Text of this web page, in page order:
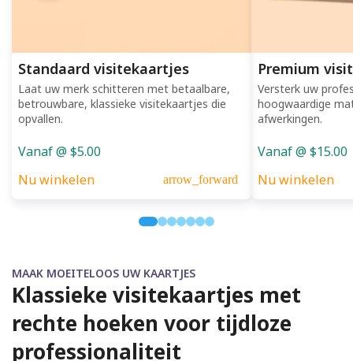
Standaard visitekaartjes
Laat uw merk schitteren met betaalbare,
betrouwbare, klassieke visitekaartjes die
opvallen.
Vanaf @ $5.00
Nu winkelen
arrow_forward
Premium
Versterk uw
hoogwaardige
afwerkingen.
Vanaf @ $15.00
Nu winkelen
MAAK MOEITELOOS UW KAARTJES
Klassieke visitekaartjes met
rechte hoeken voor tijdloze
professionaliteit